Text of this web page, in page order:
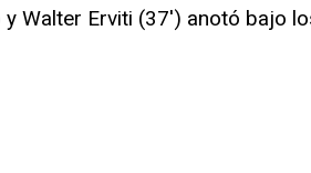
y Walter Erviti (37′) anotó bajo